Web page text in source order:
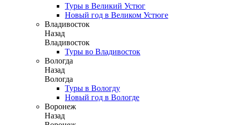
Туры в Великий Устюг
Новый год в Великом Устюге
Владивосток
Назад
Владивосток
Туры во Владивосток
Вологда
Назад
Вологда
Туры в Вологду
Новый год в Вологде
Воронеж
Назад